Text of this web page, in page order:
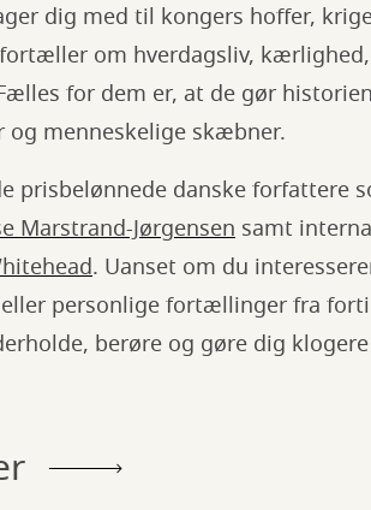
dig med til kongers hoffer,
om hverdagsliv,
for dem er, at de gør
menneskelige skæbner.
prisbelønnede danske forfattere
Marstrand-Jørgensen samt
. Uanset om du
personlige fortællinger fra
berøre og gøre dig